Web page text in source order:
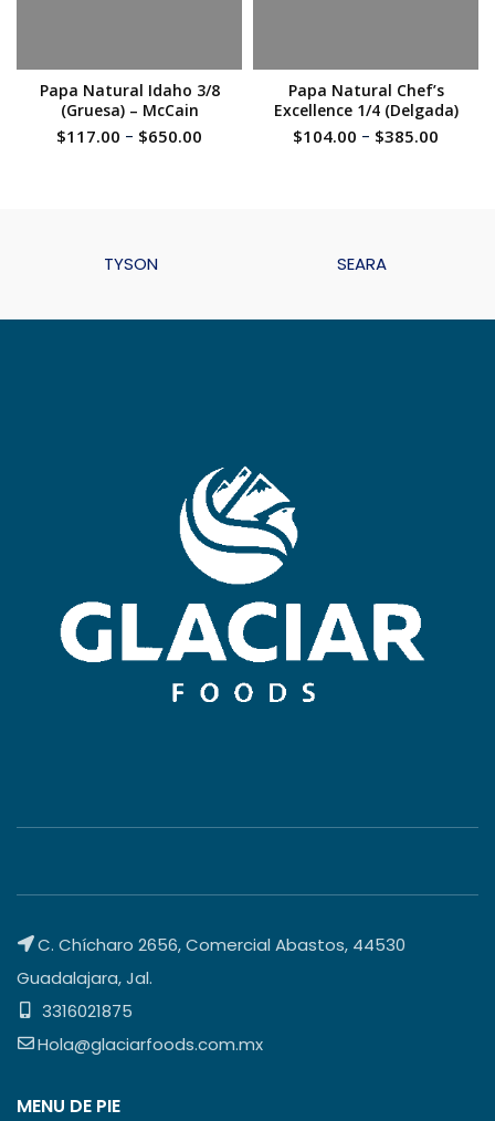
Papa Natural Idaho 3/8
(Gruesa) – McCain
$117.00 - $650.00
Papa Natural Chef’s
Excellence 1/4 (Delgada)
$104.00 - $385.00
TYSON SEARA
C. Chícharo 2656, Comercial Abastos, 44530
Guadalajara, Jal.
3316021875
Hola@glaciarfoods.com.mx
MENU DE PIE